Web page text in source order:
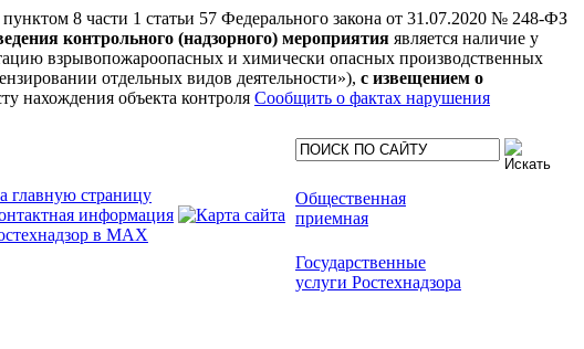
пунктом 8 части 1 статьи 57 Федерального закона от 31.07.2020 № 248-ФЗ
контрольного (надзорного) мероприятия является наличие у
взрывопожароопасных и химически опасных производственных
отдельных видов деятельности»), с извещением о
нахождения объекта контроля Сообщить о фактах нарушения
Общественная
приемная
Государственные
услуги Ростехнадзора